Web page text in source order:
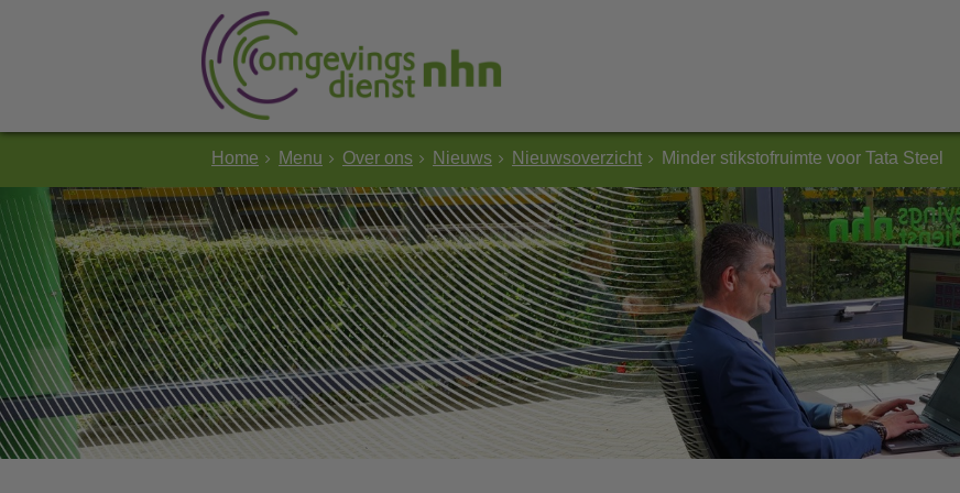
Home Menu Over ons Nieuws Nieuwsoverzicht Minder stikstofruimte voor Tata Steel